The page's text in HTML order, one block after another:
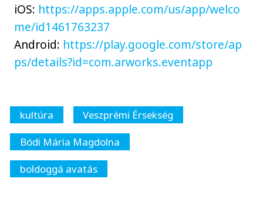
iOS: https://apps.apple.com/us/app/welco
me/id1461763237
Android: https://play.google.com/store/ap
ps/details?id=com.arworks.eventapp
kultúra
Veszprémi Érsekség
Bódi Mária Magdolna
boldoggá avatás